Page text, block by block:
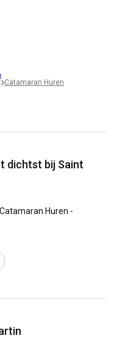
Catamaran Huren
dichtst bij Saint
Huren -